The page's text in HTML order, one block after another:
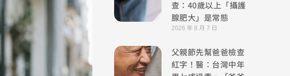
查：40歲以上「攝護
腺肥大」是常態
2026 年 8 月 7 日
父親節先幫爸爸檢查
紅字！醫：台灣中年